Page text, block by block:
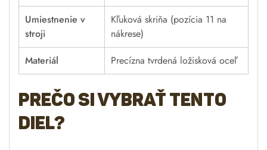
Umiestnenie v
stroji
Kľuková skriňa (pozícia 11 na
nákrese)
Materiál
Precízna tvrdená ložisková oceľ
Prečo si vybrať tento
diel?